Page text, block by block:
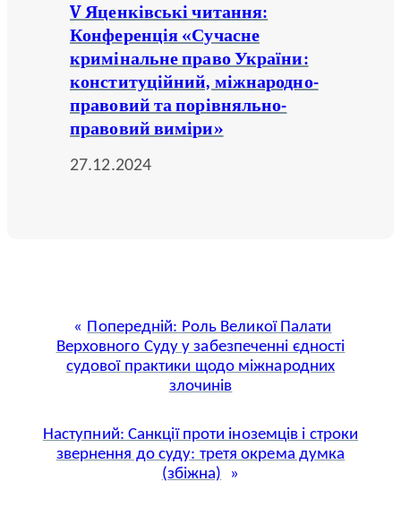
V Яценківські читання:
Конференція «Сучасне
кримінальне право України:
конституційний, міжнародно-
правовий та порівняльно-
правовий виміри»
27.12.2024
Попередній: Роль Великої Палати
Верховного Суду у забезпеченні єдності
судової практики щодо міжнародних
злочинів
Наступний: Санкції проти іноземців і строки
звернення до суду: третя окрема думка
(збіжна)